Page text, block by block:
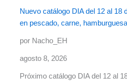
Nuevo catálogo DIA del 12 al 18
en pescado, carne,
por Nacho_EH
agosto 8, 2026
Próximo catálogo DIA del 12 al